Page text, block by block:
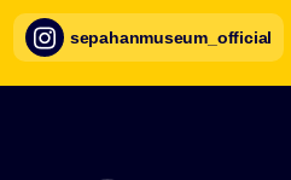
sepahanmuseum_official